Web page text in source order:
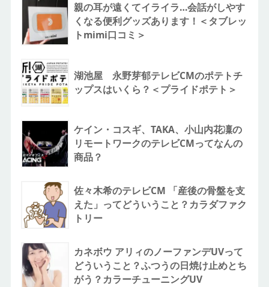
親の耳が遠くてイライラ…会話がしやす
くなる便利グッズあります！＜タブレッ
トmimi口コミ＞
湖池屋 永野芽郁テレビCMのポテトチ
ップスはいくら？＜プライドポテト＞
ケイン・コスギ、TAKA、小山内花凜の
リモートワークのテレビCMってなんの
商品？
佐々木希のテレビCM 「産後の骨盤を支
えた」ってどういうこと？カラダファク
トリー
カネボウ アリィのノーファンデUVって
どういうこと？ふつうの日焼け止めとち
がう？カラーチューニングUV